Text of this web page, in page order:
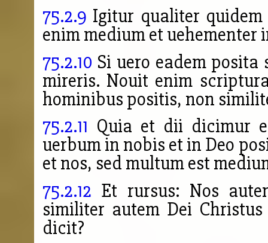
75.2.9 Igitur qualiter
enim medium et
75.2.10 Si uero eadem
mireris. Nouit enim
hominibus positis, non
75.2.11 Quia et dii dicimur
uerbum in nobis et in Deo
et nos, sed multum est
75.2.12 Et rursus: Nos
similiter autem Dei
dicit?